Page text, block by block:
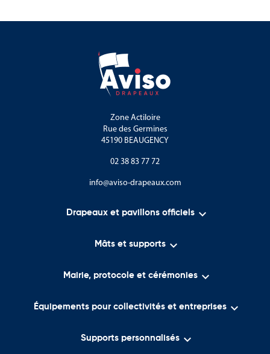
Zone Actiloire
Rue des Germines
45190 BEAUGENCY
02 38 83 77 72
info@aviso-drapeaux.com
Drapeaux et pavillons officiels 
Mâts et supports 
Mairie, protocole et cérémonies 
Équipements pour collectivités et entreprises 
Supports personnalisés 